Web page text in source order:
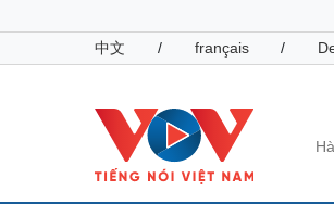
中文
/ français /